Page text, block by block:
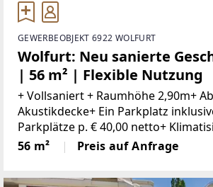
GEWERBEOBJEKT 6922 WOLFURT
Wolfurt: Neu sanierte
| 56 m² | Flexible Nutzung
+ Vollsaniert + Raumhöhe 2,90m+
Akustikdecke+ Ein Parkplatz
Parkplätze p. € 40,00 netto+
Kontrollierte Be- und Entlüftung+
Lichtkonzept+ WC+ Gute
56 m² Preis auf Anfrage